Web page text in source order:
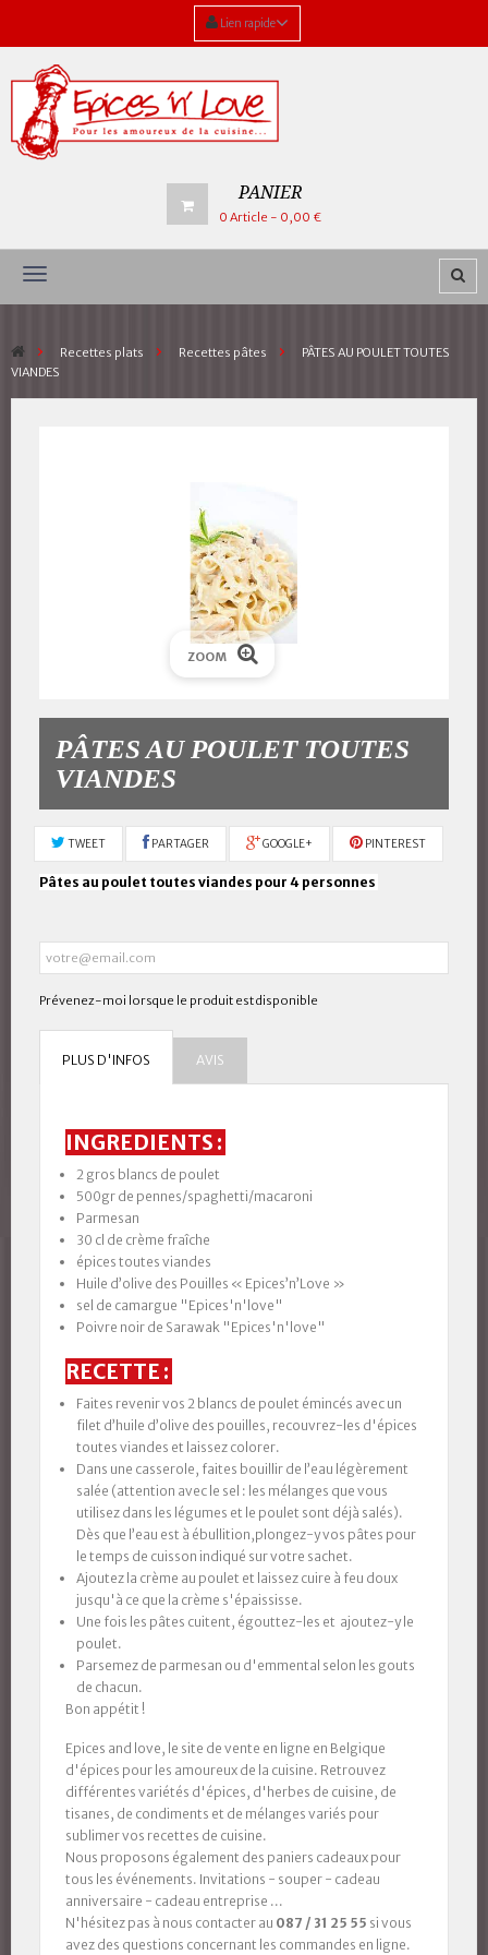
Lien rapide
PANIER
0 Article - 0,00 €
Navigation
> Recettes plats > Recettes pâtes >
PÂTES AU POULET TOUTES
VIANDES
ZOOM
PÂTES AU POULET TOUTES
VIANDES
TWEET PARTAGER GOOGLE+ PINTEREST
Pâtes au poulet toutes viandes pour 4 personnes
Prévenez-moi lorsque le produit est disponible
PLUS D'INFOS AVIS
INGREDIENTS :
2 gros blancs de poulet
500gr de pennes/spaghetti/macaroni
Parmesan
30 cl de crème fraîche
épices toutes viandes
Huile d’olive des Pouilles « Epices’n’Love »
sel de camargue "Epices'n'love"
Poivre noir de Sarawak "Epices'n'love"
RECETTE :
Faites revenir vos 2 blancs de poulet émincés avec un
filet d’huile d’olive des pouilles, recouvrez-les d'épices
toutes viandes et laissez colorer.
Dans une casserole, faites bouillir de l’eau légèrement
salée (attention avec le sel : les mélanges que vous
utilisez dans les légumes et le poulet sont déjà salés).
Dès que l’eau est à ébullition,plongez-y vos pâtes pour
le temps de cuisson indiqué sur votre sachet.
Ajoutez la crème au poulet et laissez cuire à feu doux
jusqu'à ce que la crème s'épaississe.
Une fois les pâtes cuitent, égouttez-les et ajoutez-y le
poulet.
Parsemez de parmesan ou d'emmental selon les gouts
de chacun.
Bon appétit !
Epices and love, le site de vente en ligne en Belgique
d'épices pour les amoureux de la cuisine. Retrouvez
différentes variétés d'épices, d'herbes de cuisine, de
tisanes, de condiments et de mélanges variés pour
sublimer vos recettes de cuisine.
Nous proposons également des paniers cadeaux pour
tous les événements. Invitations - souper - cadeau
anniversaire - cadeau entreprise ...
N'hésitez pas à nous contacter au 087 / 31 25 55 si vous
avez des questions concernant les commandes en ligne.